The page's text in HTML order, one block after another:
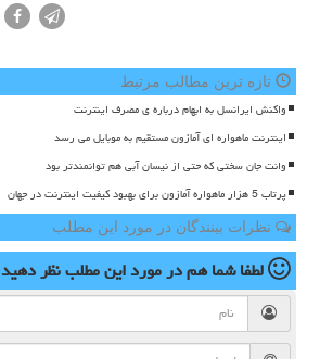
تازه ترین مطالب مرتبط
واکنش ایرانسل به ابهام درباره ی مصرف اینترنت
اینترنت ماهواره ای آمازون مستقیم به موبایل می رسد
وانت جان سختی که حتی از نیسان آبی هم توانمندتر بود
پرتاب 5 هزار ماهواره آمازون برای بهبود کیفیت اینترنت در جهان
نظرات بینندگان در مورد این مطلب
لطفا شما همدر مورد این مطلبنظر دهید